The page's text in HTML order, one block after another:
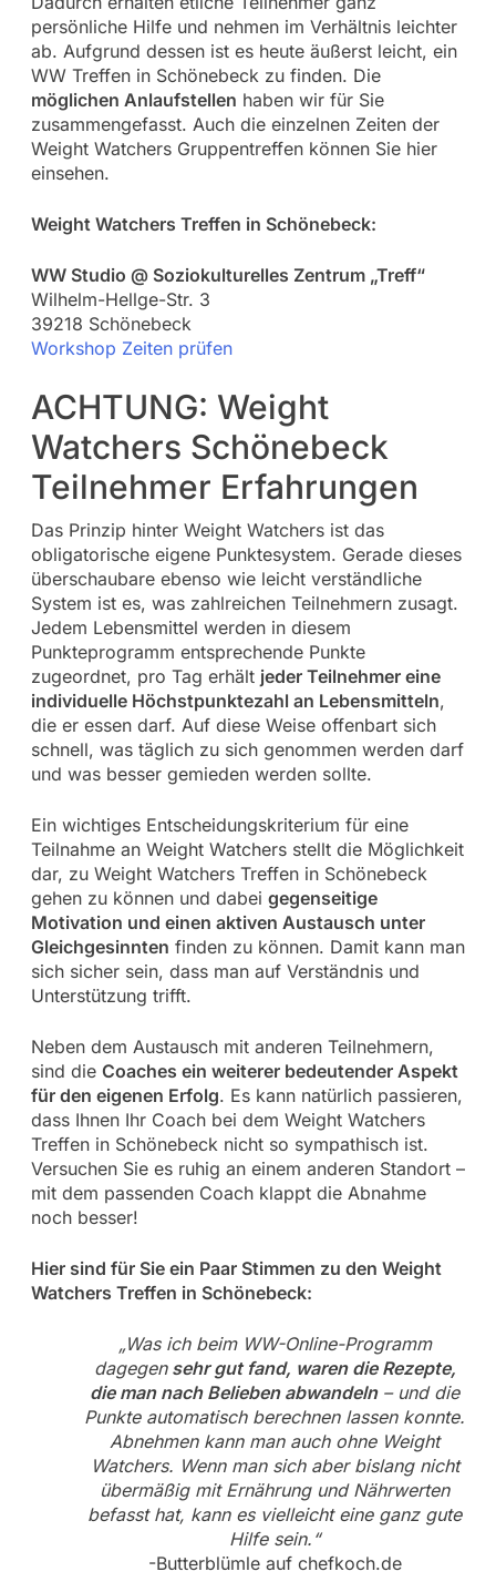
persönliche Hilfe und nehmen im Verhältnis leichter
ab. Aufgrund dessen ist es heute äußerst leicht, ein
WW Treffen in Schönebeck zu finden. Die
möglichen Anlaufstellen haben wir für Sie
zusammengefasst. Auch die einzelnen Zeiten der
Weight Watchers Gruppentreffen können Sie hier
einsehen.
Weight Watchers Treffen in Schönebeck:
WW Studio @ Soziokulturelles Zentrum „Treff“
Wilhelm-Hellge-Str. 3
39218 Schönebeck
Workshop Zeiten prüfen
ACHTUNG: Weight
Watchers Schönebeck
Teilnehmer Erfahrungen
Das Prinzip hinter Weight Watchers ist das
obligatorische eigene Punktesystem. Gerade dieses
überschaubare ebenso wie leicht verständliche
System ist es, was zahlreichen Teilnehmern zusagt.
Jedem Lebensmittel werden in diesem
Punkteprogramm entsprechende Punkte
zugeordnet, pro Tag erhält jeder Teilnehmer eine
individuelle Höchstpunktezahl an Lebensmitteln,
die er essen darf. Auf diese Weise offenbart sich
schnell, was täglich zu sich genommen werden darf
und was besser gemieden werden sollte.
Ein wichtiges Entscheidungskriterium für eine
Teilnahme an Weight Watchers stellt die Möglichkeit
dar, zu Weight Watchers Treffen in Schönebeck
gehen zu können und dabei gegenseitige
Motivation und einen aktiven Austausch unter
Gleichgesinnten finden zu können. Damit kann man
sich sicher sein, dass man auf Verständnis und
Unterstützung trifft.
Neben dem Austausch mit anderen Teilnehmern,
sind die Coaches ein weiterer bedeutender Aspekt
für den eigenen Erfolg. Es kann natürlich passieren,
dass Ihnen Ihr Coach bei dem Weight Watchers
Treffen in Schönebeck nicht so sympathisch ist.
Versuchen Sie es ruhig an einem anderen Standort –
mit dem passenden Coach klappt die Abnahme
noch besser!
Hier sind für Sie ein Paar Stimmen zu den Weight
Watchers Treffen in Schönebeck:
„Was ich beim WW-Online-Programm
dagegensehr gut fand, waren die Rezepte,
die man nach Belieben abwandeln– und die
Punkte automatisch berechnen lassen konnte.
Abnehmen kann man auch ohne Weight
Watchers. Wenn man sich aber bislang nicht
übermäßig mit Ernährung und Nährwerten
befasst hat, kann es vielleicht eine ganz gute
Hilfe sein.“
-Butterblümle auf chefkoch.de